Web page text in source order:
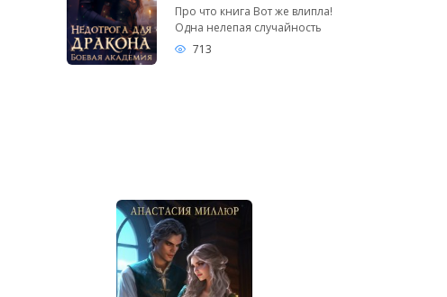
Про что книга Вот же влипла!
Одна нелепая случайность
713